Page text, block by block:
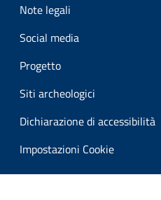
Note legali
Social media
Progetto
Siti archeologici
Dichiarazione di accessibilità
Impostazioni Cookie